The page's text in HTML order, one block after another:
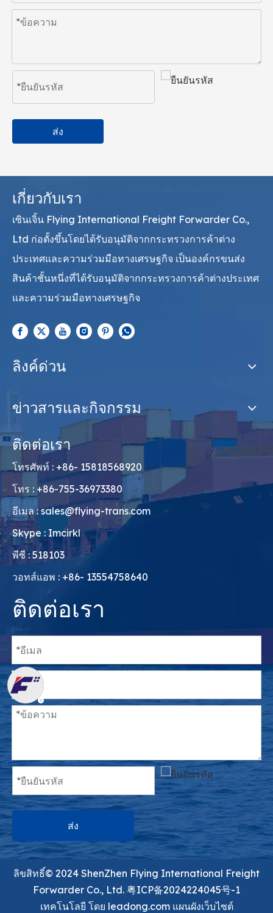
ส่ง
เกี่ยวกับเรา
เซินเจิ้น Flying International Freight Forwarder Co.,
Ltd ก่อตั้งขึ้นโดยได้รับอนุมัติจากกระทรวงการค้าต่าง
ประเทศและความร่วมมือทางเศรษฐกิจ เป็นองค์กรขนส่ง
สินค้าชั้นหนึ่งที่ได้รับอนุมัติจากกระทรวงการค้าต่างประเทศ
และความร่วมมือทางเศรษฐกิจ
ลิงค์ด่วน
ข่าวสารและกิจกรรม
ติดต่อเรา
โทรศัพท์ : +86- 15818568920
โทร : +86-755-36973380
อีเมล :sales@flying-trans.com
Skype : Imcirkl
พีซี : 518103
วอทส์แอพ : +86- 13554758640
ติดต่อเรา
ส่ง
ลิขสิทธิ์©️ 2024 ShenZhen Flying International Freight
Forwarder Co., Ltd. 粤ICP备2024224045号-1
เทคโนโลยี โดย leadong.com แผนผังเว็บไซต์